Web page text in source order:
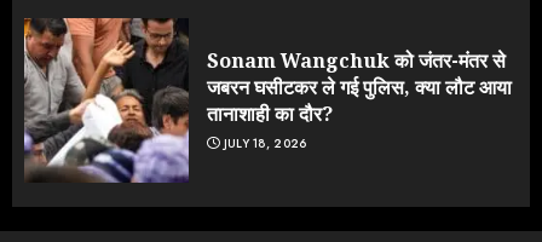
Sonam Wangchuk को जंतर-मंतर से
जबरन घसीटकर ले गई पुलिस, क्या लौट आया
तानाशाही का दौर?
JULY 18, 2026